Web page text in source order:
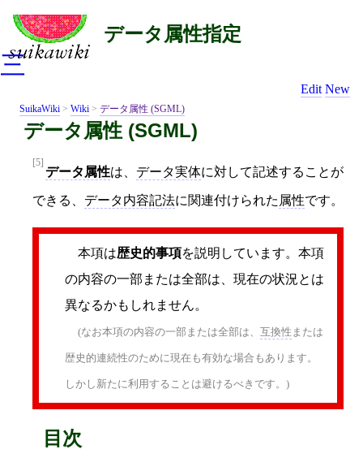
データ属性指定
Edit New
SuikaWiki > Wiki > データ属性 (SGML)
データ属性 (SGML)
[5]
データ属性は、 データ実体に対して記述することが
できる、 データ内容記法に関連付けられた 属性です。
本項は歴史的事項を説明しています。本項
の内容の一部または全部は、現在の状況とは
異なるかもしれません。
(なお本項の内容の一部または全部は、 互換性 または
歴史的連続性のために現在も有効な場合もあります。
しかし新たに利用することは避けるべきです。)
目次
三